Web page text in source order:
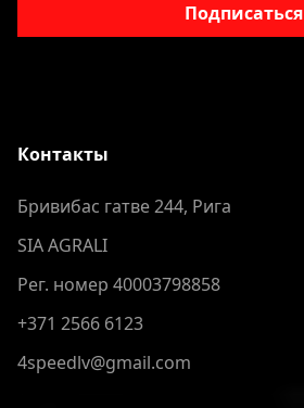
Подписаться
Контакты
Бривибас гатве 244, Рига
SIA AGRALI
Рег. номер 40003798858
+371 2566 6123
4speedlv@gmail.com